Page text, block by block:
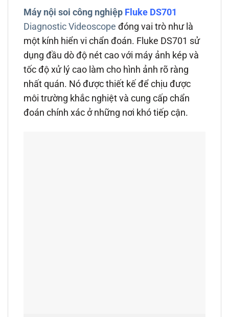
Máy nội soi công nghiệp Fluke DS701
Diagnostic Videoscope đóng vai trò như là
một kính hiển vi chẩn đoán. Fluke DS701 sử
dụng đầu dò độ nét cao với máy ảnh kép và
tốc độ xử lý cao làm cho hình ảnh rõ ràng
nhất quán. Nó được thiết kế để chịu được
môi trường khắc nghiệt và cung cấp chẩn
đoán chính xác ở những nơi khó tiếp cận.